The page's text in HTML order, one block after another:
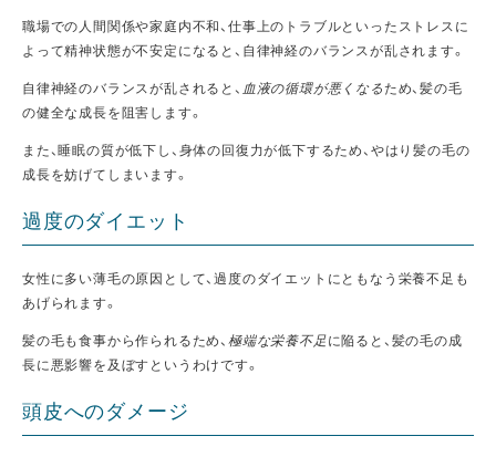
職場での人間関係や家庭内不和、仕事上のトラブルといったストレスに
よって精神状態が不安定になると、自律神経のバランスが乱されます。
自律神経のバランスが乱されると、 血液の循環が悪くなるため、髪の毛
の健全な成長を阻害します。
また、睡眠の質が低下し、身体の回復力が低下するため、やはり髪の毛の
成長を妨げてしまいます。
過度のダイエット
女性に多い薄毛の原因として、過度のダイエットにともなう栄養不足も
あげられます。
髪の毛も食事から作られるため、極端な栄養不足に陥ると、髪の毛の成
長に悪影響を及ぼすというわけです。
頭皮へのダメージ